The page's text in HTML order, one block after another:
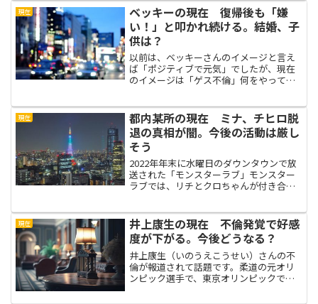
の評判は良いですが、デイデイ自体が微
妙。「つ...
現在
ベッキーの現在 復帰後も「嫌
い！」と叩かれ続ける。結婚、子
供は？
以前は、ベッキーさんのイメージと言え
ば「ポジティブで元気」でしたが、現在
のイメージは「ゲス不倫」何をやっても
続けています。最近は、芸能人が不倫す
ると世間から物凄く叩かれ...
現在
都内某所の現在 ミナ、チヒロ脱
退の真相が闇。今後の活動は厳し
そう
2022年年末に水曜日のダウンタウンで放
送された「モンスターラブ」モンスター
ラブでは、リチとクロちゃんが付き合う
プ都内某所もデビューして話題に。2023
年4月3日、クロ...
現在
井上康生の現在 不倫発覚で好感
度が下がる。今後どうなる？
井上康生（いのうえこうせい）さんの不
倫が報道されて話題です。柔道の元オリ
ンピック選手で、東京オリンピックでは